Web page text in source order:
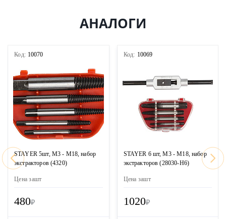
АНАЛОГИ
Код: 10070
STAYER 5шт, М3 - М18, набор
экстракторов (4320)
Цена зашт
480₽
Код: 10069
STAYER 6 шт, М3 - М18, набор
экстракторов (28030-H6)
Цена зашт
1020₽